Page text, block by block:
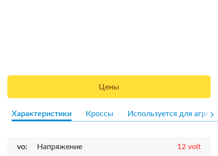
Цены
Характеристики Кроссы Используется для
vo: Напряжение 12 volt